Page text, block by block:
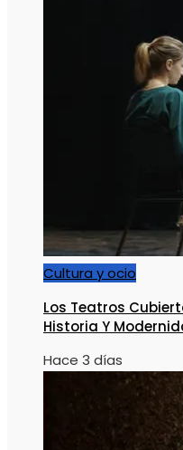
Cultura y ocio
Los Teatros
Historia Y
Hace 3 días